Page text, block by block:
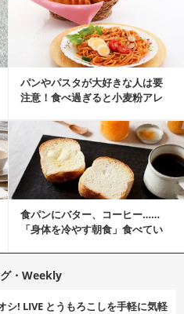
パンやパスタが大好きな人は要
注意！食べ過ぎると小麦粉アレ
食パンにバター、コーヒー……
「身体を冷やす朝食」食べてい
・Weekly
シ! LIVE とうもろこしを手軽に気軽